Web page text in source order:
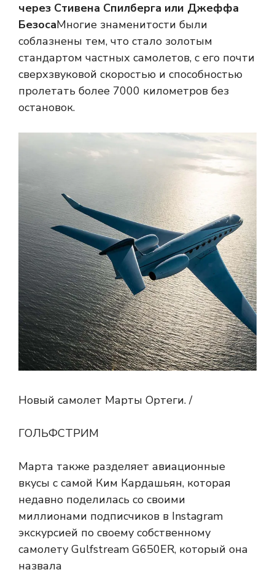
через Стивена Спилберга или Джеффа
БезосаМногие знаменитости были
соблазнены тем, что стало золотым
стандартом частных самолетов, с его почти
сверхзвуковой скоростью и способностью
пролетать более 7000 километров без
остановок.
Новый самолет Марты Ортеги. /
ГОЛЬФСТРИМ
Марта также разделяет авиационные
вкусы с самой Ким Кардашьян, которая
недавно поделилась со своими
миллионами подписчиков в Instagram
экскурсией по своему собственному
самолету Gulfstream G650ER, который она
назвала